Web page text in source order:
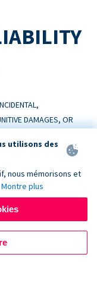
DAMAGES, OR
OUT OF OR
THE AMOUNTS PAID BY
PRECEDING
owes Donorbox; (b)
utilisons des
nous mémorisons et
Montre plus